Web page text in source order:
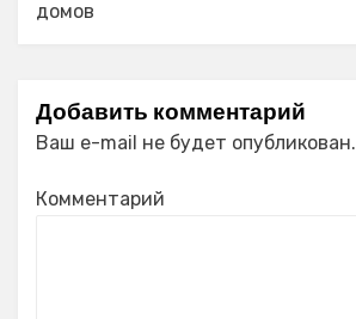
домов
Добавить комментарий
Ваш e-mail не будет опубликован.
Комментарий